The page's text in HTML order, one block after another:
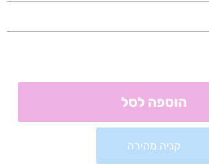
הוספה לסל
קניה מהירה